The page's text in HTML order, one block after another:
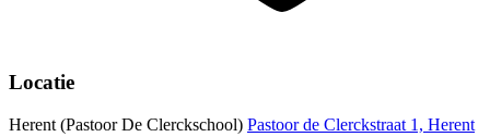
Locatie
Herent (Pastoor De Clerckschool) Pastoor de Clerckstraat 1, Herent